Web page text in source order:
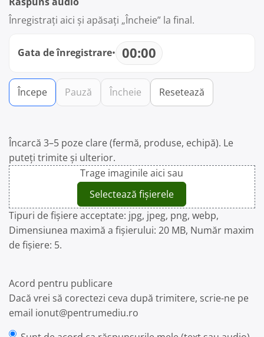
Înregistrați aici și apăsați „Încheie” la final.
Gata de înregistrare• 00:00
Începe Pauză Încheie Resetează
Încarcă 3–5 poze clare (fermă, produse, echipă). Le
puteți trimite și ulterior.
Trage imaginile aici sau
Selectează fișierele
Tipuri de fișiere acceptate: jpg, jpeg, png, webp,
Dimensiunea maximă a fișierului: 20 MB, Număr maxim
de fișiere: 5.
Acord pentru publicare
Dacă vrei să corectezi ceva după trimitere, scrie-ne pe
email ionut@pentrumediu.ro